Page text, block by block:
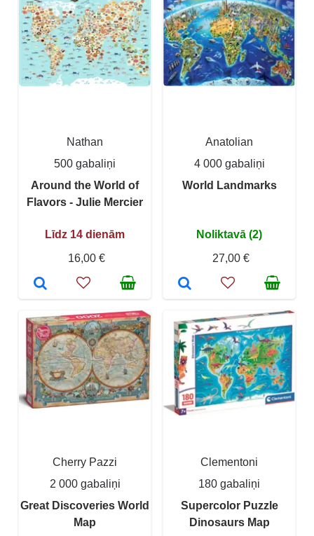
Nathan
500 gabaliņi
Around the World of
Flavors - Julie Mercier
Līdz 14 dienām
16,00 €
Anatolian
4 000 gabaliņi
World Landmarks
Noliktavā (2)
27,00 €
Cherry Pazzi
2 000 gabaliņi
Great Discoveries World
Map
Clementoni
180 gabaliņi
Supercolor Puzzle
Dinosaurs Map